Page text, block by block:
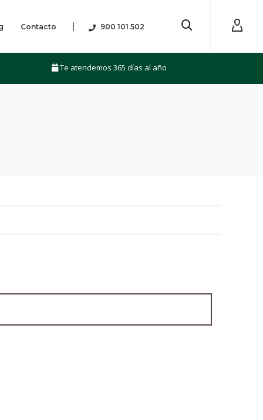
Contacto 900 101 502
Te atendemos 365 días al año